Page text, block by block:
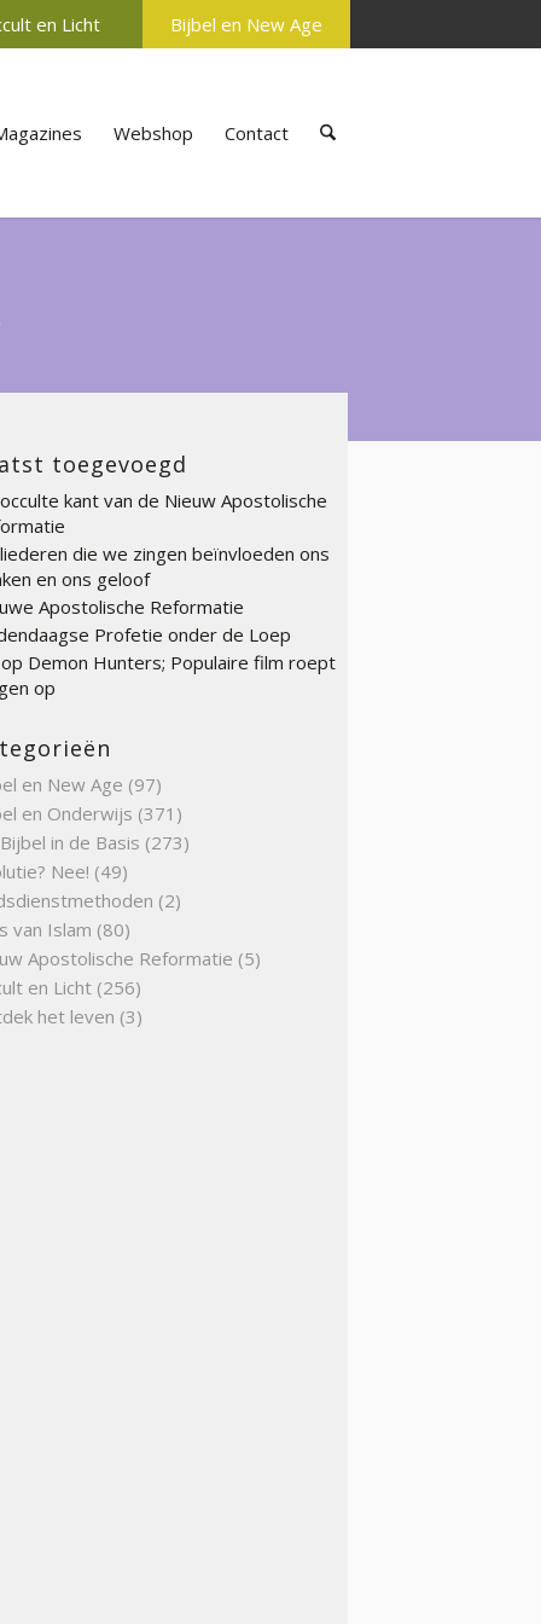
en Licht Bijbel en New Age
Webshop Contact
toegevoegd
kant van de Nieuw Apostolische
die we zingen beïnvloeden ons
en ons geloof
Apostolische Reformatie
Profetie onder de Loep
Demon Hunters; Populaire film roept
op
en New Age (97)
en Onderwijs (371)
in de Basis (273)
Nee! (49)
(2)
van Islam (80)
Apostolische Reformatie (5)
en Licht (256)
het leven (3)